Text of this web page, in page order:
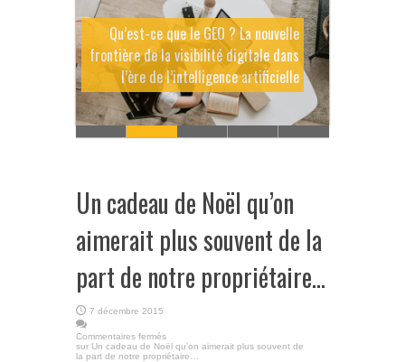
Qu’est-ce que le GEO ? La nouvelle
frontière de la visibilité digitale dans
l’ère de l’intelligence artificielle
Un cadeau de Noël qu’on
aimerait plus souvent de la
part de notre propriétaire…
7 décembre 2015
Commentaires fermés
sur Un cadeau de Noël qu’on aimerait plus souvent de
la part de notre propriétaire…